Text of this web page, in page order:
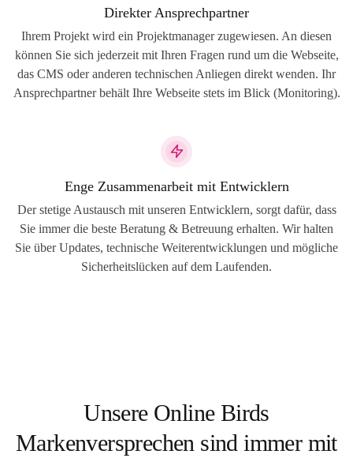
Direkter Ansprechpartner
Ihrem Projekt wird ein Projektmanager zugewiesen. An diesen
können Sie sich jederzeit mit Ihren Fragen rund um die Webseite,
das CMS oder anderen technischen Anliegen direkt wenden. Ihr
Ansprechpartner behält Ihre Webseite stets im Blick (Monitoring).
Enge Zusammenarbeit mit Entwicklern
Der stetige Austausch mit unseren Entwicklern, sorgt dafür, dass
Sie immer die beste Beratung & Betreuung erhalten. Wir halten
Sie über Updates, technische Weiterentwicklungen und mögliche
Sicherheitslücken auf dem Laufenden.
Unsere Online Birds
Markenversprechen sind immer mit